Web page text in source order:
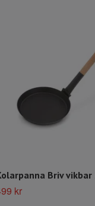
Briv vikbar
kr